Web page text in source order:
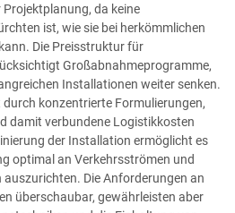
da keine
ist, wie sie bei herkömmlichen
Die Preisstruktur für
Großabnahmeprogramme,
Installationen weiter senken.
konzentrierte Formulierungen,
damit verbundene Logistikkosten
der Installation ermöglicht es
optimal an Verkehrsströmen und
Die Anforderungen an
überschaubar, gewährleisten aber